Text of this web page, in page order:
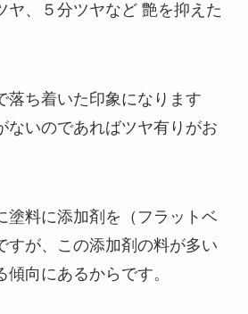
ヤ、５分ツヤなど 艶を抑えた
落ち着いた印象になります
ないのであればツヤ有りがお
塗料に添加剤を（フラットベ
すが、この添加剤の料が多い
向にあるからです。